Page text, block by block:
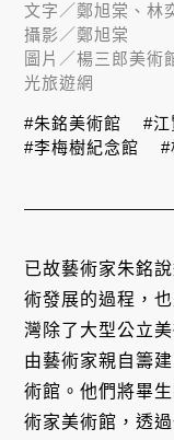
已故藝術家朱銘
術發展的過程，
灣除了大型公立
由藝術家親自籌
術館。他們將畢
術家美術館，透
文字／鄭旭棠、林
攝影／鄭旭棠
圖片／楊三郎美術
光旅遊網
#朱銘美術館 #江
#李梅樹紀念館
#